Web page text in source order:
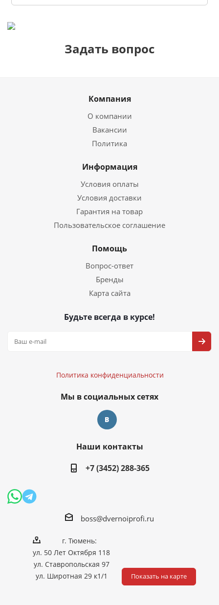
Задать вопрос
Компания
О компании
Вакансии
Политика
Информация
Условия оплаты
Условия доставки
Гарантия на товар
Пользовательское соглашение
Помощь
Вопрос-ответ
Бренды
Карта сайта
Будьте всегда в курсе!
Политика конфиденциальности
Мы в социальных сетях
Наши контакты
+7 (3452) 288-365
boss@dvernoiprofi.ru
г. Тюмень:
ул. 50 Лет Октября 118
ул. Ставропольская 97
ул. Широтная 29 к1/1
Показать на карте